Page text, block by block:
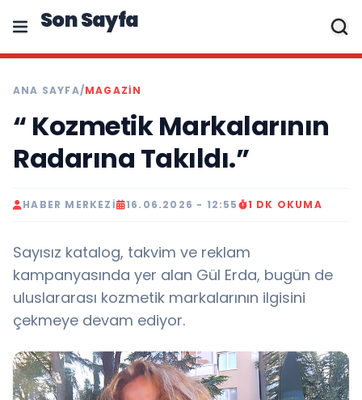
Son Sayfa
ANA SAYFA/MAGAZIN
“ Kozmetik Markalarının
Radarına Takıldı.”
HABER MERKEZI 16.06.2026 - 12:55 1 DK OKUMA
Sayısız katalog, takvim ve reklam
kampanyasında yer alan Gül Erda, bugün de
uluslararası kozmetik markalarının ilgisini
çekmeye devam ediyor.